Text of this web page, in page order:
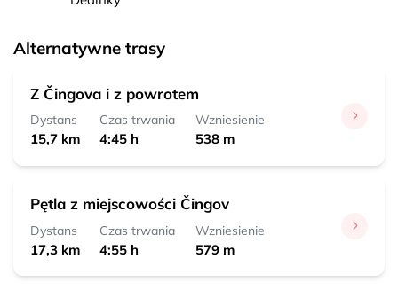
Alternatywne trasy
Z Čingova i z powrotem
Dystans
15,7 km
Czas trwania
4:45 h
Wzniesienie
538 m
Pętla z miejscowości Čingov
Dystans
17,3 km
Czas trwania
4:55 h
Wzniesienie
579 m